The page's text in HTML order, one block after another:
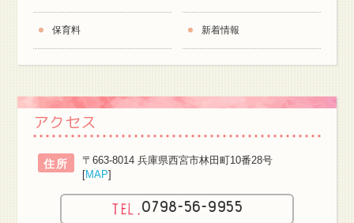
保育料 新着情報
アクセス
住所
〒663-8014 兵庫県西宮市林田町10番28号
[MAP]
0798-56-9955